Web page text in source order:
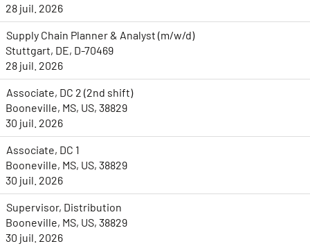
28 juil. 2026
Supply Chain Planner & Analyst (m/w/d)
Stuttgart, DE, D-70469
28 juil. 2026
Associate, DC 2 (2nd shift)
Booneville, MS, US, 38829
30 juil. 2026
Associate, DC 1
Booneville, MS, US, 38829
30 juil. 2026
Supervisor, Distribution
Booneville, MS, US, 38829
30 juil. 2026